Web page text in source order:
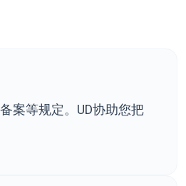
案等规定。UD协助您把